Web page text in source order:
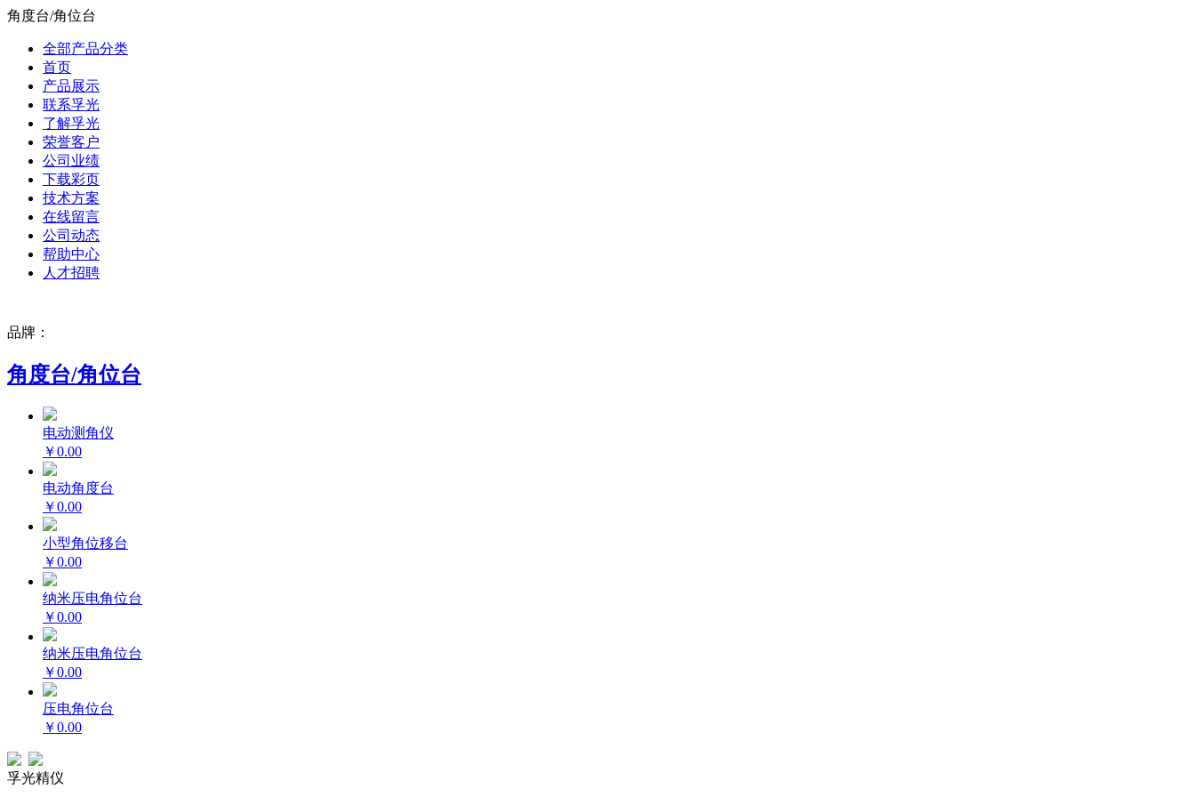
角度台/角位台
全部产品分类
首页
产品展示
联系孚光
了解孚光
荣誉客户
公司业绩
下载彩页
技术方案
在线留言
公司动态
帮助中心
人才招聘
品牌：
角度台/角位台
电动测角仪
￥0.00
电动角度台
￥0.00
小型角位移台
￥0.00
纳米压电角位台
￥0.00
纳米压电角位台
￥0.00
压电角位台
￥0.00
孚光精仪